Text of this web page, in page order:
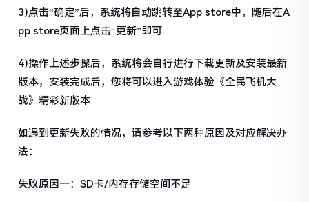
3)点击“确定”后，系统将自动跳转至App store中，随后在A
pp store页面上点击“更新”即可
4)操作上述步骤后，系统将会自行进行下载更新及安装最新
版本，安装完成后，您将可以进入游戏体验《全民飞机大
战》精彩新版本
如遇到更新失败的情况，请参考以下两种原因及对应解决办
法：
失败原因一：SD卡/内存存储空间不足